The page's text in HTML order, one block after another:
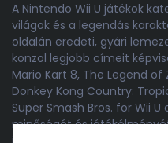
A Nintendo Wii U játékok
világok és a legendás
oldalán eredeti, gyári
konzol legjobb címeit
Mario Kart 8, The Legend of
Donkey Kong Country:
Super Smash Bros. for Wii
minőségét és